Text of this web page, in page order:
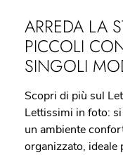
ARREDA LA
PICCOLI
SINGOLI
Scopri di più sul
Lettissimi in foto:
un ambiente
organizzato,